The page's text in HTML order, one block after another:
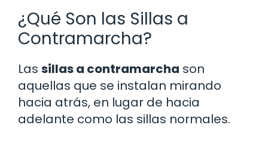
¿Qué Son las Sillas a
Contramarcha?
Las sillas a contramarcha son
aquellas que se instalan mirando
hacia atrás, en lugar de hacia
adelante como las sillas normales.